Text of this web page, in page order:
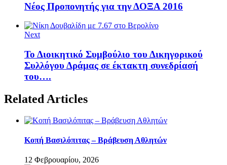
Nέος Προπονητής για την ΔΟΞΑ 2016
Next
Το Διοικητικό Συμβούλιο του Δικηγορικού
Συλλόγου Δράμας σε έκτακτη συνεδρίασή
του….
Related Articles
Κοπή Βασιλόπιτας – Βράβευση Αθλητών
12 Φεβρουαρίου, 2026